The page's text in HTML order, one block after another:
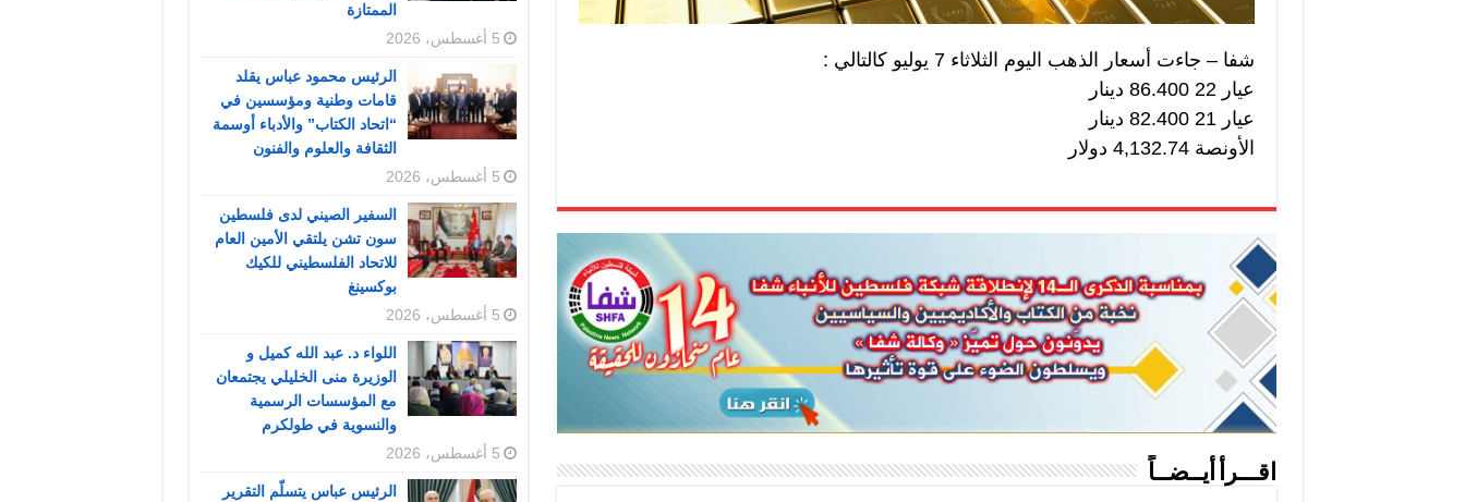
شفا – جاءت أسعار الذهب اليوم الثلاثاء 7 يوليو كالتالي :
عيار 22 86.400 دينار
عيار 21 82.400 دينار
الأونصة 4,132.74 دولار
اقـــرأ أيــضــاً
الممتازة
5 أغسطس، 2026
الرئيس محمود عباس يقلد
قامات وطنية ومؤسسين في
“اتحاد الكتاب” والأدباء أوسمة
الثقافة والعلوم والفنون
5 أغسطس، 2026
السفير الصيني لدى فلسطين
سون تشن يلتقي الأمين العام
للاتحاد الفلسطيني للكيك
بوكسينغ
5 أغسطس، 2026
اللواء د. عبد الله كميل و
الوزيرة منى الخليلي يجتمعان
مع المؤسسات الرسمية
والنسوية في طولكرم
5 أغسطس، 2026
الرئيس عباس يتسلّم التقرير